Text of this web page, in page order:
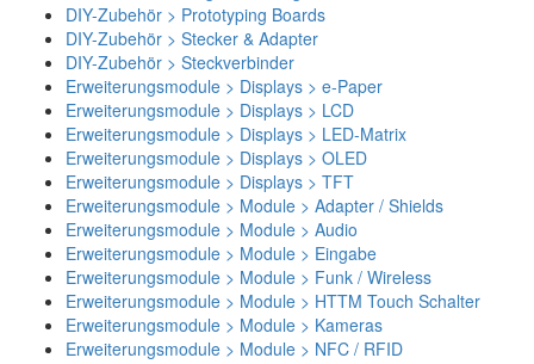
DIY-Zubehör > Prototyping Boards
DIY-Zubehör > Stecker & Adapter
DIY-Zubehör > Steckverbinder
Erweiterungsmodule > Displays > e-Paper
Erweiterungsmodule > Displays > LCD
Erweiterungsmodule > Displays > LED-Matrix
Erweiterungsmodule > Displays > OLED
Erweiterungsmodule > Displays > TFT
Erweiterungsmodule > Module > Adapter / Shields
Erweiterungsmodule > Module > Audio
Erweiterungsmodule > Module > Eingabe
Erweiterungsmodule > Module > Funk / Wireless
Erweiterungsmodule > Module > HTTM Touch Schalter
Erweiterungsmodule > Module > Kameras
Erweiterungsmodule > Module > NFC / RFID